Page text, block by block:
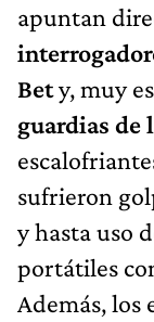
apuntan
Bety, muy
guardias de
sufrieron
y hasta uso
portátiles
Además, los